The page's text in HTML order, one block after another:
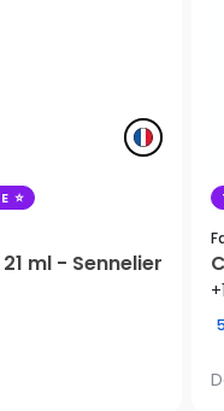
ml - Sennelier